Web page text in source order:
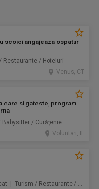
scoici angajeaza ospatar
Restaurante / Hoteluri
Venus, CT
care si gateste, program
Babysitter / Curăţenie
Voluntari, IF
Full time | Necalificat | Turism / Restaurante / Hoteluri